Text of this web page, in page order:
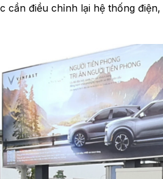
cần điều chỉnh lại hệ thống